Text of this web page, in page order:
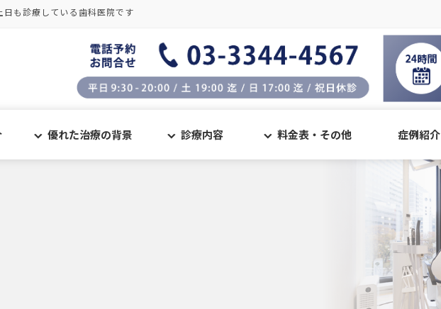
も診療している歯科医院です
優れた治療の背景 診療内容 料金表・その他 症例紹介